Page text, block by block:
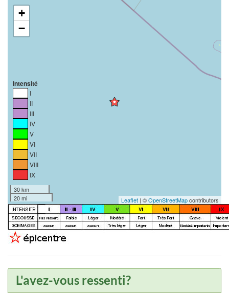
+
−
Intensité
I
II
III
IV
V
VI
VII
VIII
IX
30 km
20 mi
Leaflet | ©OpenStreetMapcontributors
L'avez-vous ressenti?